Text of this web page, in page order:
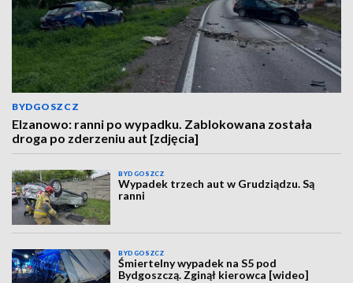
BYDGOSZCZ
Elzanowo: ranni po wypadku. Zablokowana została
droga po zderzeniu aut [zdjęcia]
BYDGOSZCZ
Wypadek trzech aut w Grudziądzu. Są
ranni
BYDGOSZCZ
Śmiertelny wypadek na S5 pod
Bydgoszczą. Zginął kierowca [wideo]